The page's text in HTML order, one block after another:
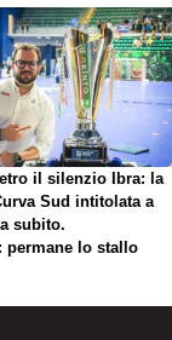
il silenzio Ibra: la
Sud intitolata a
subito.
permane lo stallo